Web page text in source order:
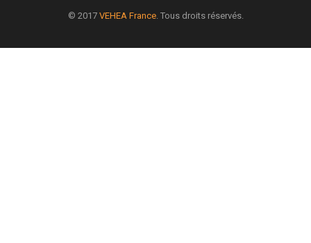
© 2017 VEHEA France. Tous droits réservés.